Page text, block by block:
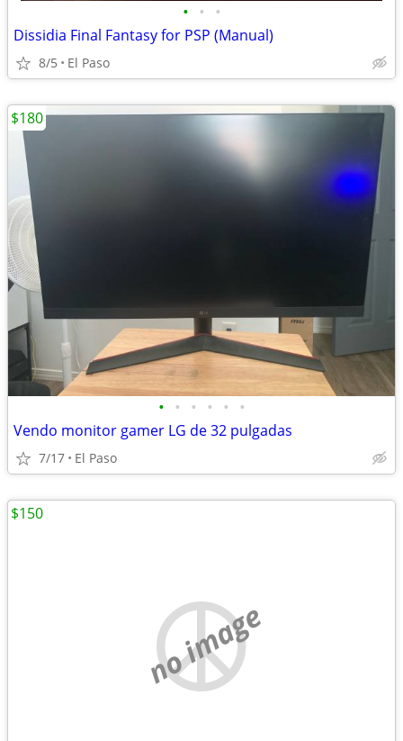
• • •
Dissidia Final Fantasy for PSP (Manual)
8/5 El Paso
• • • • • •
Vendo monitor gamer LG de 32 pulgadas
7/17 El Paso
$180
no image
$150